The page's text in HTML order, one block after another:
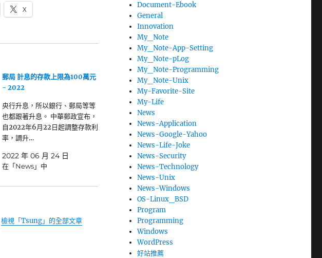
X
郵局 計息的存款上限為100萬元
- 2022
央行升息，所以銀行、郵局等等
也都跟著升息。 中華郵政宣布，
自2022年6月22日起調整存款利
率，調升…
2022 年 06 月 24 日
在「News」中
檢視「Tsung」的全部文章
Document-Ebook
General
Innovation
My_Note
My_Note-App-Setting
My_Note-pLog
My_Note-Programming
My_Note-Unix
My-Favorite-Site
My-Life
News
News-Application
News-Google-Yahoo
News-Life-Joke
News-Security
News-Technology
News-Unix
News-Windows
OS-Linux_BSD
Program
Programming
Windows
WordPress
好站推薦